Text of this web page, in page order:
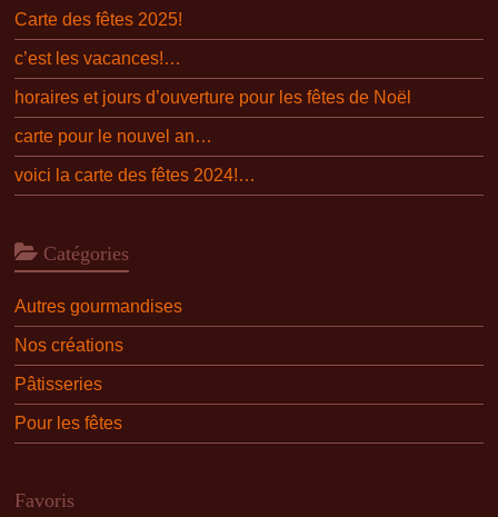
Carte des fêtes 2025!
c’est les vacances!…
horaires et jours d’ouverture pour les fêtes de Noël
carte pour le nouvel an…
voici la carte des fêtes 2024!…
Catégories
Autres gourmandises
Nos créations
Pâtisseries
Pour les fêtes
Favoris